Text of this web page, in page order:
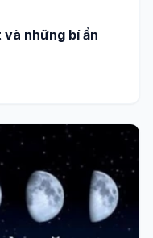
và những bí ẩn